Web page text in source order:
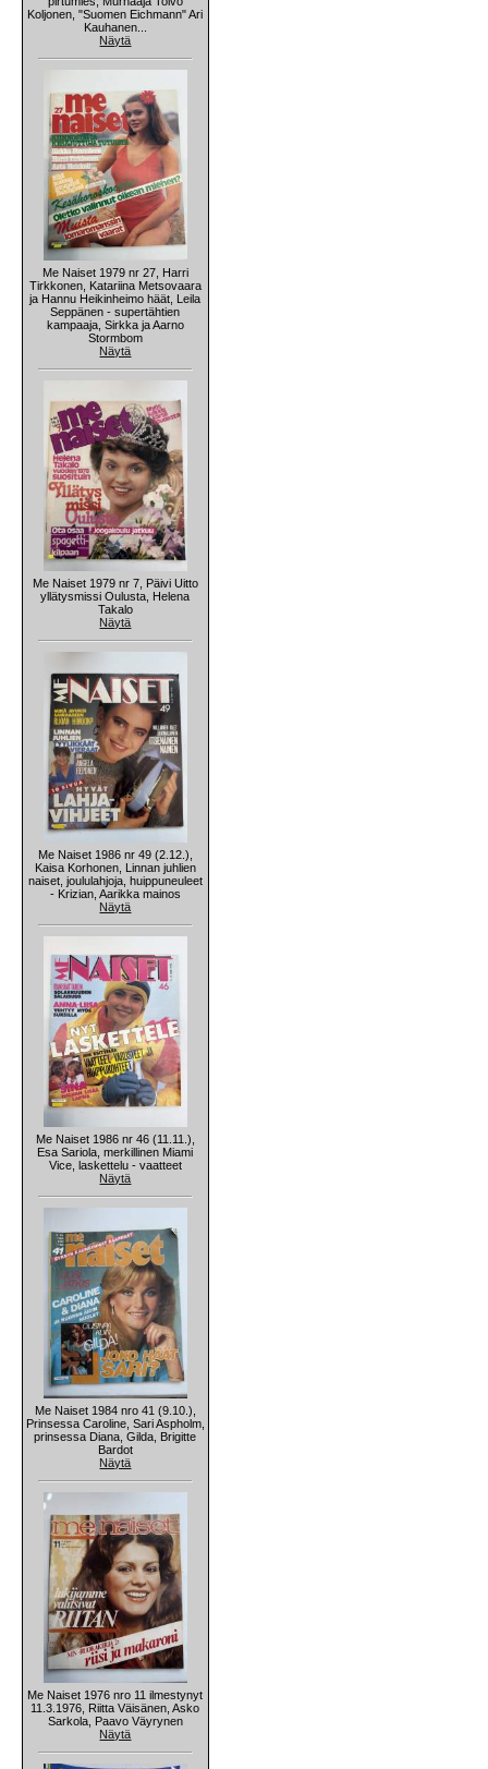
Koljonen, "Suomen Eichmann" Ari
Kauhanen...
Näytä
Me Naiset 1979 nr 27, Harri
Tirkkonen, Katariina Metsovaara
ja Hannu Heikinheimo häät, Leila
Seppänen - supertähtien
kampaaja, Sirkka ja Aarno
Stormbom
Näytä
Me Naiset 1979 nr 7, Päivi Uitto
yllätysmissi Oulusta, Helena
Takalo
Näytä
Me Naiset 1986 nr 49 (2.12.),
Kaisa Korhonen, Linnan juhlien
naiset, joululahjoja, huippuneuleet
- Krizian, Aarikka mainos
Näytä
Me Naiset 1986 nr 46 (11.11.),
Esa Sariola, merkillinen Miami
Vice, laskettelu - vaatteet
Näytä
Me Naiset 1984 nro 41 (9.10.),
Prinsessa Caroline, Sari Aspholm,
prinsessa Diana, Gilda, Brigitte
Bardot
Näytä
Me Naiset 1976 nro 11 ilmestynyt
11.3.1976, Riitta Väisänen, Asko
Sarkola, Paavo Väyrynen
Näytä